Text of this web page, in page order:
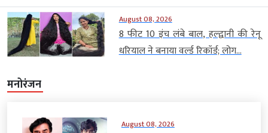
August 08, 2026
8 फीट 10 इंच लंबे बाल, हल्द्वानी की रेनू
धरियाल ने बनाया वर्ल्ड रिकॉर्ड; लोग...
मनोरंजन
August 08, 2026